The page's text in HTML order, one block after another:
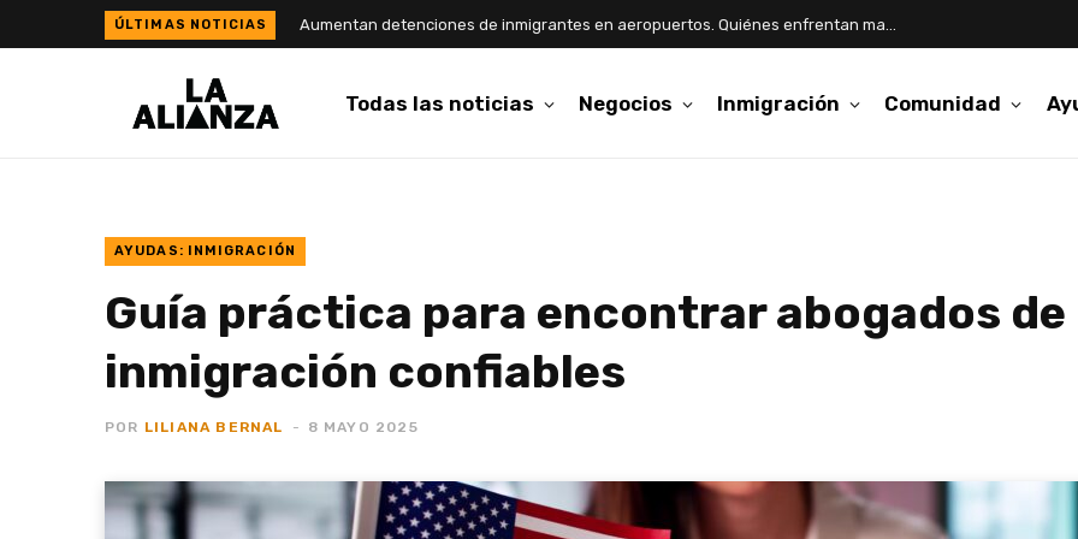
Todas las noticias Negocios Inmigración Comunidad
AYUDAS: INMIGRACIÓN
Guía práctica para encontrar abogados de
inmigración confiables
POR LILIANA BERNAL 8 MAYO 2025